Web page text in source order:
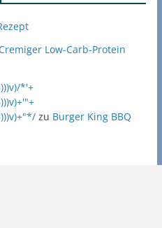
Low-Carb-Protein
*'+
zu Burger King BBQ